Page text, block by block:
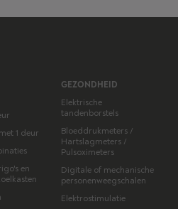
1 deur
en
GEZONDHEID
Elektrische
tandenborstels
Bloeddrukmeters /
Hartslagmeters /
Pulsoximeters
Digitale of mechanische
personenweegschalen
Elektrostimulatie